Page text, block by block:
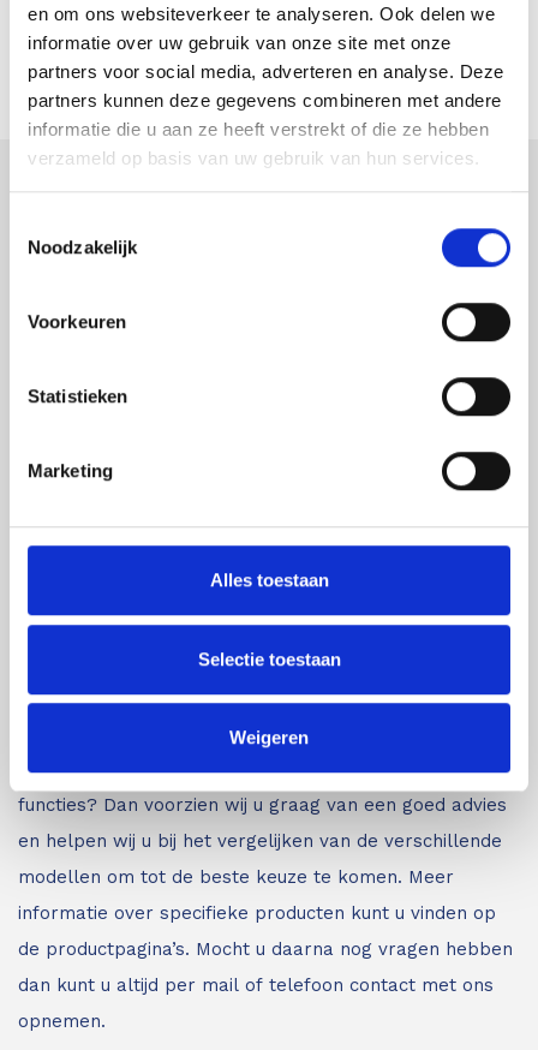
en om ons websiteverkeer te analyseren. Ook delen we
informatie over uw gebruik van onze site met onze
partners voor social media, adverteren en analyse. Deze
partners kunnen deze gegevens combineren met andere
informatie die u aan ze heeft verstrekt of die ze hebben
verzameld op basis van uw gebruik van hun services.
Noodzakelijk
Voorkeuren
Statistieken
Marketing
Alles toestaan
Selectie toestaan
Weigeren
Wenst u een artikel om te ruilen dan zoeken wij samen
graag naar een oplossing.
Productspecialist voor uw meet- en
inspectieapparatuur
Astek is uw expert op het gebied van laser
meetapparatuur waarbij kwaliteit en nauwkeurigheid
distributeur van Leica Geosystems en importeur van
louter A-merken. Voor inspectie- en meetapparatuur
van de beste kwaliteit bent u bij ons aan het juiste
adres.Bent u minder bekend met de verschillende
inspectie- en meetapparatuur zoals afstandsmeters,
lijnlasers en glasmeters?Wij leveren vakkundig advies
aan iedereen die met onze meetapparatuur gaat
werken. Bent u op zoek naar een meter met specifieke
functies? Dan voorzien wij u graag van een goed advies
en helpen wij u bij het vergelijken van de verschillende
modellen om tot de beste keuze te komen. Meer
informatie over specifieke producten kunt u vinden op
de productpagina’s. Mocht u daarna nog vragen hebben
dan kunt u altijd per mail of telefoon contact met ons
opnemen.